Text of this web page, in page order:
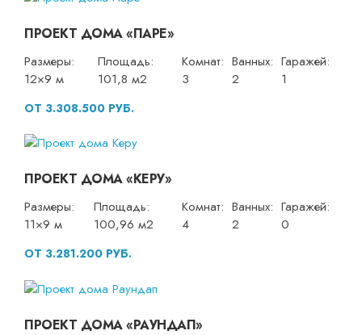
ПРОЕКТ ДОМА «ПАРЕ»
Размеры:
12×9 м
Площадь:
101,8 м2
Комнат:
3
Ванных:
2
Гаражей:
1
ОТ 3.308.500 РУБ.
ПРОЕКТ ДОМА «КЕРУ»
Размеры:
11×9 м
Площадь:
100,96 м2
Комнат:
4
Ванных:
2
Гаражей:
0
ОТ 3.281.200 РУБ.
ПРОЕКТ ДОМА «РАУНДАП»